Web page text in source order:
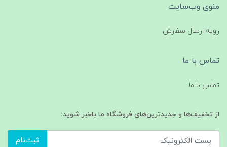
منوی وب‌سایت
رویه ارسال سفارش
تماس با ما
تماس با ما
از تخفیف‌ها و جدیدترین‌های فروشگاه ما باخبر شوید:
ثبت‌نام